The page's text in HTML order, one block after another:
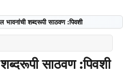
भावनांची शब्दरूपी साठवण :पिवशी
साठवण :पिवशी